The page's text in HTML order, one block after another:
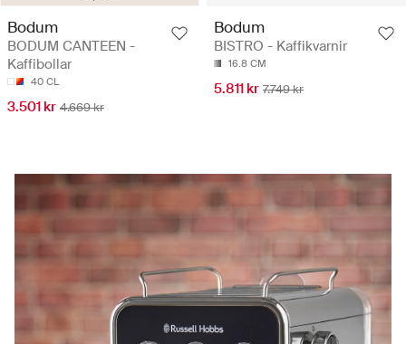
Bodum
BODUM CANTEEN -
Kaffibollar
40 CL
3.501 kr 4.669 kr
Bodum
BISTRO - Kaffikvarnir
16.8 CM
5.811 kr 7.749 kr